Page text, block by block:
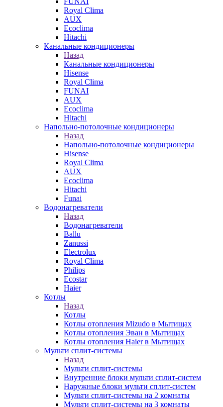
Royal Clima
AUX
Ecoclima
Hitachi
Канальные кондиционеры
Назад
Канальные кондиционеры
Hisense
Royal Clima
FUNAI
AUX
Ecoclima
Hitachi
Напольно-потолочные кондиционеры
Назад
Напольно-потолочные кондиционеры
Hisense
Royal Clima
AUX
Ecoclima
Hitachi
Funai
Водонагреватели
Назад
Водонагреватели
Ballu
Zanussi
Electrolux
Royal Clima
Philips
Ecostar
Haier
Котлы
Назад
Котлы
Котлы отопления Mizudo в Мытищах
Котлы отопления Эван в Мытищах
Котлы отопления Haier в Мытищах
Мульти сплит-системы
Назад
Мульти сплит-системы
Внутренние блоки мульти сплит-систем
Наружные блоки мульти сплит-систем
Мульти сплит-системы на 2 комнаты
Мульти сплит-системы на 3 комнаты